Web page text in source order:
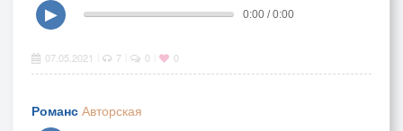
▶
0:00 / 0:00
07.05.2021 7 0 0
Романс Авторская